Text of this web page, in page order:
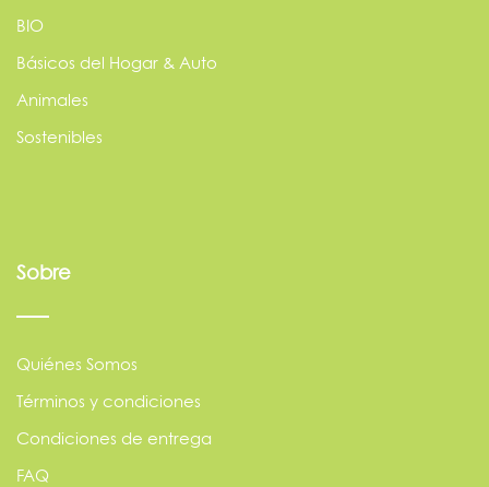
BIO
Básicos del Hogar & Auto
Animales
Sostenibles
Sobre
Quiénes Somos
Términos y condiciones
Condiciones de entrega
FAQ